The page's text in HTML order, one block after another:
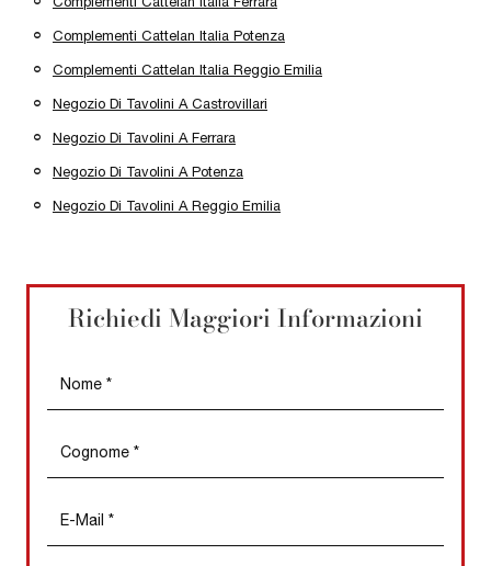
Complementi Cattelan Italia Potenza
Complementi Cattelan Italia Reggio Emilia
Negozio Di Tavolini A Castrovillari
Negozio Di Tavolini A Ferrara
Negozio Di Tavolini A Potenza
Negozio Di Tavolini A Reggio Emilia
Richiedi Maggiori Informazioni